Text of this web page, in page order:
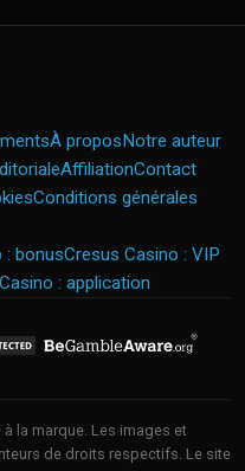
À proposNotre auteur
AffiliationContact
Conditions générales
: bonusCresus Casino : VIP
: application
la marque. Les images et
de droits respectifs. Le site